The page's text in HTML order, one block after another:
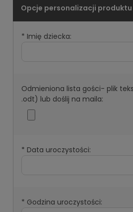
* Imię dziecka:
Odmieniona lista gości- plik
.odt) lub doślij na maila:
* Data uroczystości:
* Godzina uroczystości: